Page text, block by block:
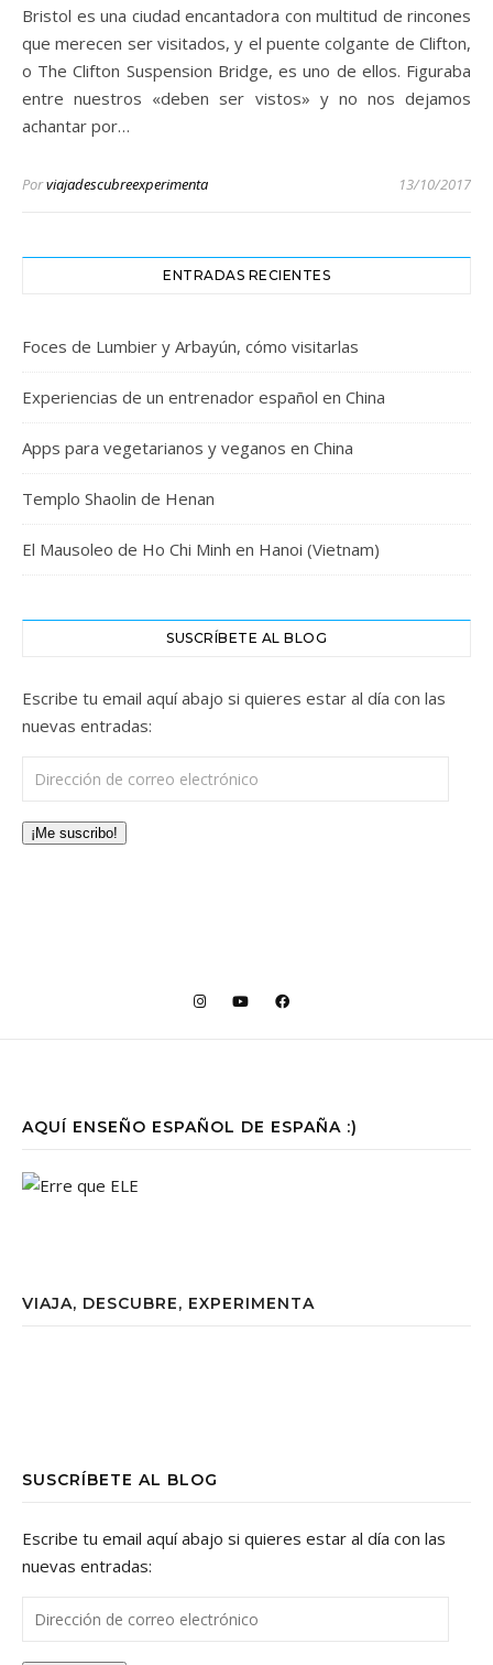
Bristol es una ciudad encantadora con multitud de rincones
que merecen ser visitados, y el puente colgante de Clifton,
o The Clifton Suspension Bridge, es uno de ellos. Figuraba
entre nuestros «deben ser vistos» y no nos dejamos
achantar por…
Porviajadescubreexperimenta 13/10/2017
ENTRADAS RECIENTES
Foces de Lumbier y Arbayún, cómo visitarlas
Experiencias de un entrenador español en China
Apps para vegetarianos y veganos en China
Templo Shaolin de Henan
El Mausoleo de Ho Chi Minh en Hanoi (Vietnam)
SUSCRÍBETE AL BLOG
Escribe tu email aquí abajo si quieres estar al día con las
nuevas entradas:
Dirección de correo electrónico
¡Me suscribo!
AQUÍ ENSEÑO ESPAÑOL DE ESPAÑA :)
VIAJA, DESCUBRE, EXPERIMENTA
SUSCRÍBETE AL BLOG
Escribe tu email aquí abajo si quieres estar al día con las
nuevas entradas:
Dirección de correo electrónico